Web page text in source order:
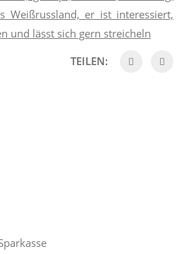
Weißrussland, er ist interessiert,
und lässt sich gern streicheln
TEILEN: